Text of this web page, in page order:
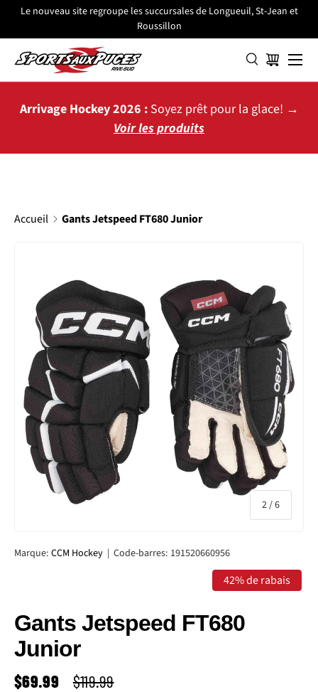
ALLER AU CONTENU
Le nouveau site regroupe les succursales de Longueuil, St-Jean et
Roussillon
Panier
Menu
Arrivage Hockey 2026 : Soyez prêt pour la glace! →
Voir les produits
Accueil Gants Jetspeed FT680 Junior
2/de
6
Marque: CCM Hockey | Code-barres: 191520660956
42% de rabais
Gants Jetspeed FT680
Junior
PRIX SOLDÉ
$69.99 PRIX HABITUEL
$119.99